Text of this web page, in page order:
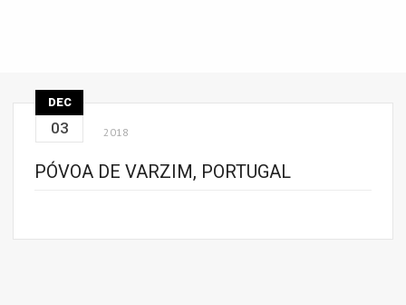
DEC
03 2018
PÓVOA DE VARZIM, PORTUGAL